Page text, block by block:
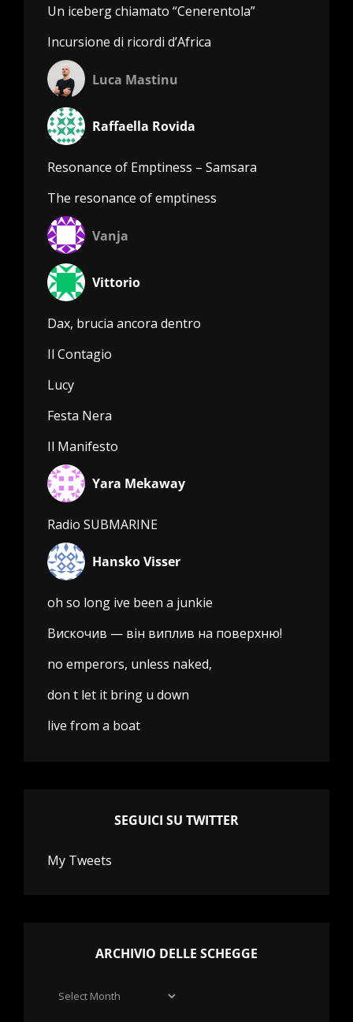
Un iceberg chiamato “Cenerentola”
Incursione di ricordi d’Africa
Luca Mastinu
Raffaella Rovida
Resonance of Emptiness – Samsara
The resonance of emptiness
Vanja
Vittorio
Dax, brucia ancora dentro
Il Contagio
Lucy
Festa Nera
Il Manifesto
Yara Mekaway
Radio SUBMARINE
Hansko Visser
oh so long ive been a junkie
Вискочив — він виплив на поверхню!
no emperors, unless naked,
don t let it bring u down
live from a boat
SEGUICI SU TWITTER
My Tweets
ARCHIVIO DELLE SCHEGGE
Archivio